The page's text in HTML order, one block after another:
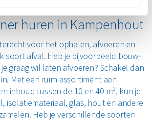
huren in Kampenhout
voor het ophalen, afvoeren en
soort afval. Heb je bijvoorbeeld bouw-
graag wil laten afvoeren? Schakel dan
Met een ruim assortiment aan
inhoud tussen de 10 en 40 m³, kun je
isolatiemateriaal, glas, hout en andere
Heb je verschillende soorten